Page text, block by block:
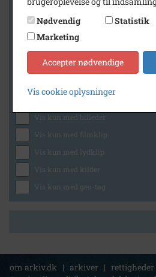
Lokalhistorisk Forening for
Generelt
Vis kun med billeder
Vis kun med filmklip
Vis kun med lydklip
Vis kun med kilder
Vis kun med geo-tag
om arkiv.dk | arkiver | rettigheder
Nødvendig
Statistik
Marketing
Accepter nødvendige
Vis cookie oplysninger